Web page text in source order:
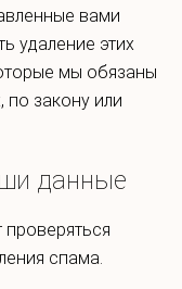
вами
удаление этих
мы обязаны
по закону или
данные
спама.